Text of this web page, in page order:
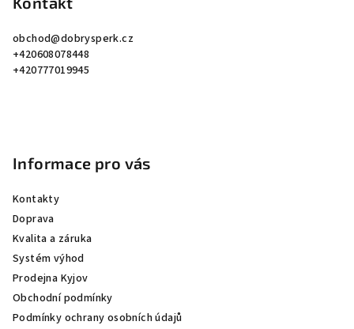
obchod@dobrysperk.cz
+420608078448
+420777019945
Informace pro vás
Kontakty
Doprava
Kvalita a záruka
Systém výhod
Prodejna Kyjov
Obchodní podmínky
Podmínky ochrany osobních údajů